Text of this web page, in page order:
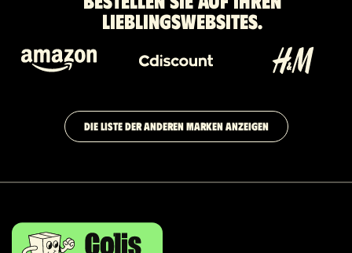
Lieblingswebsites.
DIE LISTE DER ANDEREN MARKEN ANZEIGEN